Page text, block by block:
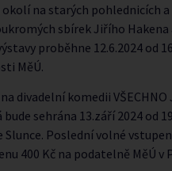
na starých pohlednicích a
sbírek Jiřího Hakena
proběhne 12.6.2024 od
MěÚ.
divadelní komedii VŠECHNO
bude sehrána 13.září 2024 od
Slunce. Poslední volné
400 Kč na podatelně MěÚ v